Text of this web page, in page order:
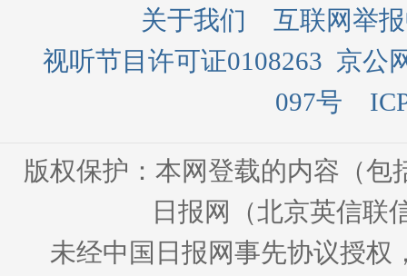
关于我们
互联网举
视听节目许可证0108263 京公
097号
版权保护：本网登载的内容（
日报网（北京英信联
未经中国日报网事先协议授权